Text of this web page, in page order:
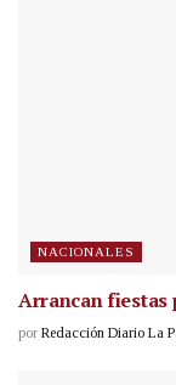
NACIONALES
Arrancan fiestas
por Redacción Diario La